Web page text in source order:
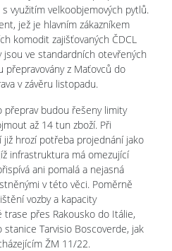
využitím velkoobjemových pytlů.
jež je hlavním zákazníkem
komodit zajišťovaných ČDCL
jsou ve standardních otevřených
přepravovány z Maťovců do
v závěru listopadu.
přeprav budou řešeny limity
až 14 tun zboží. Při
hrozí potřeba projednání jako
infrastruktura má omezující
ani pomalá a nejasná
v této věci. Poměrně
vozby a kapacity
přes Rakousko do Itálie,
Tarvisio Boscoverde, jak
ŽM 11/22.